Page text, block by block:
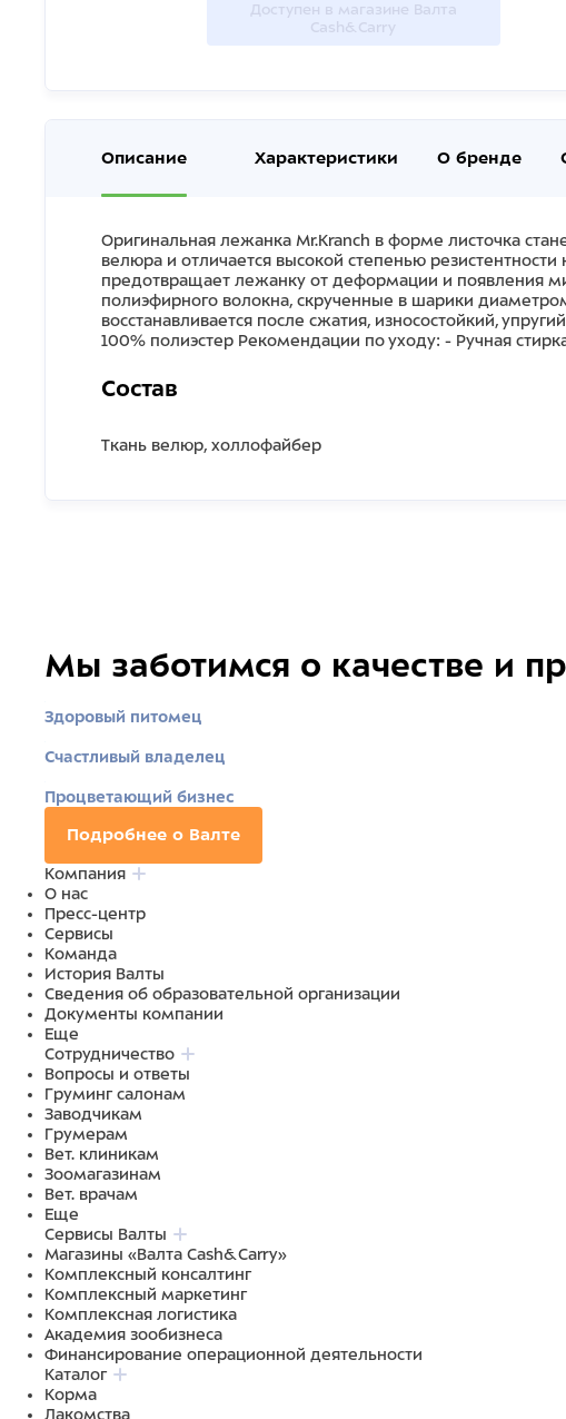
Доступен в магазине Валта
Cash&Carry
Описание Характеристики О бренде
Оригинальная лежанка Mr.Kranch в форме листочка
велюра и отличается высокой степенью
предотвращает лежанку от деформации и появления
полиэфирного волокна, скрученные в шарики
восстанавливается после сжатия, износостойкий,
100% полиэстер Рекомендации по уходу: - Ручная
Состав
Ткань велюр, холлофайбер
Мы заботимся о качестве и
Здоровый питомец
Счастливый владелец
Процветающий бизнес
Подробнее о Валте
Компания
О нас
Пресс-центр
Сервисы
Команда
История Валты
Сведения об образовательной организации
Документы компании
Еще
Сотрудничество
Вопросы и ответы
Груминг салонам
Заводчикам
Грумерам
Вет. клиникам
Зоомагазинам
Вет. врачам
Еще
Сервисы Валты
Магазины «Валта Cash&Carry»
Комплексный консалтинг
Комплексный маркетинг
Комплексная логистика
Академия зообизнеса
Финансирование операционной деятельности
Каталог
Корма
Лакомства